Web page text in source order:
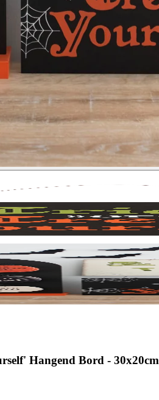
Hangend Bord - 30x20cm